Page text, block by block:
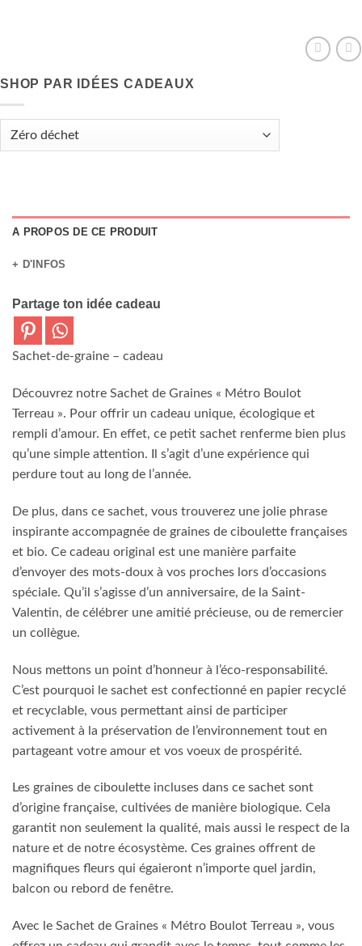
SHOP PAR IDÉES CADEAUX
A PROPOS DE CE PRODUIT
+ D'INFOS
Partage ton idée cadeau
Sachet-de-graine – cadeau
Découvrez notre Sachet de Graines « Métro Boulot
Terreau ». Pour offrir un cadeau unique, écologique et
rempli d’amour. En effet, ce petit sachet renferme bien plus
qu’une simple attention. Il s’agit d’une expérience qui
perdure tout au long de l’année.
De plus, dans ce sachet, vous trouverez une jolie phrase
inspirante accompagnée de graines de ciboulette françaises
et bio. Ce cadeau original est une manière parfaite
d’envoyer des mots-doux à vos proches lors d’occasions
spéciale. Qu’il s’agisse d’un anniversaire, de la Saint-
Valentin, de célébrer une amitié précieuse, ou de remercier
un collègue.
Nous mettons un point d’honneur à l’éco-responsabilité.
C’est pourquoi le sachet est confectionné en papier recyclé
et recyclable, vous permettant ainsi de participer
activement à la préservation de l’environnement tout en
partageant votre amour et vos voeux de prospérité.
Les graines de ciboulette incluses dans ce sachet sont
d’origine française, cultivées de manière biologique. Cela
garantit non seulement la qualité, mais aussi le respect de la
nature et de notre écosystème. Ces graines offrent de
magnifiques fleurs qui égaieront n’importe quel jardin,
balcon ou rebord de fenêtre.
Avec le Sachet de Graines « Métro Boulot Terreau », vous